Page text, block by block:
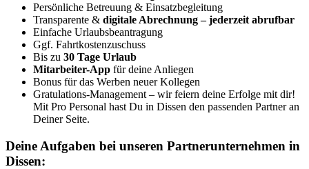
Persönliche Betreuung & Einsatzbegleitung
Transparente & digitale Abrechnung – jederzeit abrufbar
Einfache Urlaubsbeantragung
Ggf. Fahrtkostenzuschuss
Bis zu 30 Tage Urlaub
Mitarbeiter-App für deine Anliegen
Bonus für das Werben neuer Kollegen
Gratulations-Management – wir feiern deine Erfolge mit dir!
Mit Pro Personal hast Du in Dissen den passenden Partner an
Deiner Seite.
Deine Aufgaben bei unseren Partnerunternehmen in
Dissen: